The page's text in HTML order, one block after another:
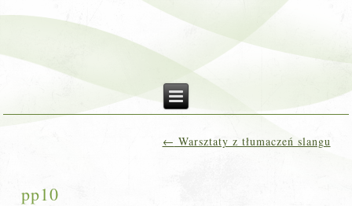
← Warsztaty z tłumaczeń slangu
pp10